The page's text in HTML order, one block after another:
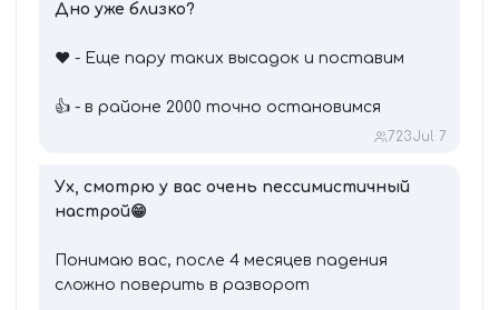
Дно уже близко?
❤️ - Еще пару таких высадок и поставим
👍 - в районе 2000 точно остановимся
723Jul 7
Ух, смотрю у вас очень пессимистичный
настрой😁
Понимаю вас, после 4 месяцев падения
сложно поверить в разворот